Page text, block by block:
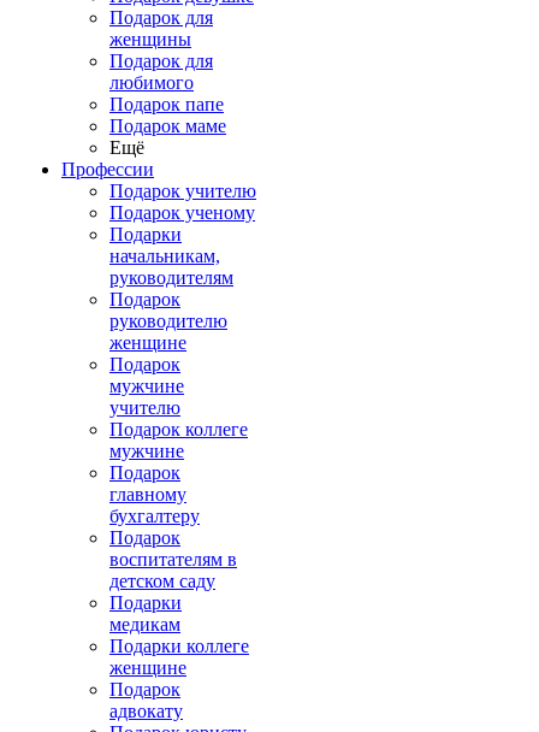
Подарок для
женщины
Подарок для
любимого
Подарок папе
Подарок маме
Ещё
Профессии
Подарок учителю
Подарок ученому
Подарки
начальникам,
руководителям
Подарок
руководителю
женщине
Подарок
мужчине
учителю
Подарок коллеге
мужчине
Подарок
главному
бухгалтеру
Подарок
воспитателям в
детском саду
Подарки
медикам
Подарки коллеге
женщине
Подарок
адвокату